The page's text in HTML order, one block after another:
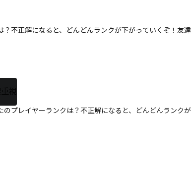
不正解になると、どんどんランクが下がっていくぞ！友達
視
プレイヤーランクは？不正解になると、どんどんランクが